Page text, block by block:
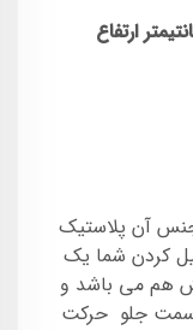
است که جنس آن پلاستیک
کردن شما یک
هم می باشد و
سمت جلو حرکت